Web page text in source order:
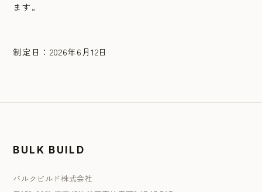
ます。
制定日：2026年6月12日
BULK BUILD
バルクビルド株式会社